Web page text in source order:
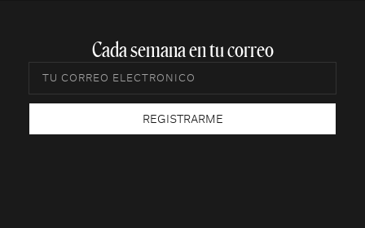
Cada semana en tu correo​
REGISTRARME